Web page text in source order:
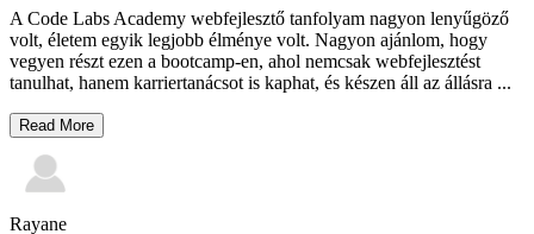
A Code Labs Academy webfejlesztő tanfolyam nagyon lenyűgöző
volt, életem egyik legjobb élménye volt. Nagyon ajánlom, hogy
vegyen részt ezen a bootcamp-en, ahol nemcsak webfejlesztést
tanulhat, hanem karriertanácsot is kaphat, és készen áll az állásra ...
Read More
Rayane